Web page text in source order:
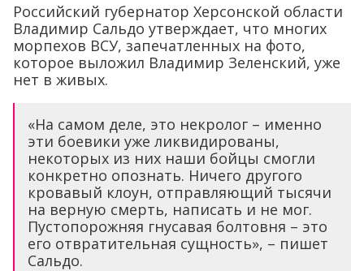
Российский губернатор Херсонской области
Владимир Сальдо утверждает, что многих
морпехов ВСУ, запечатленных на фото,
которое выложил Владимир Зеленский, уже
нет в живых.
«На самом деле, это некролог – именно
эти боевики уже ликвидированы,
некоторых из них наши бойцы смогли
конкретно опознать. Ничего другого
кровавый клоун, отправляющий тысячи
на верную смерть, написать и не мог.
Пустопорожняя гнусавая болтовня – это
его отвратительная сущность», – пишет
Сальдо.